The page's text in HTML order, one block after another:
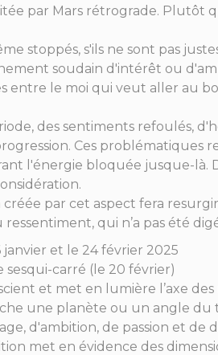
par Mars rétrograde. Plutôt
stoppés, s'ils ne sont pas
soudain d'intérêt ou
le moi qui veut aller au
des sentiments refoulés,
Ces problématiques
l'énergie bloquée jusque-là.
par cet aspect fera
qui n’a pas été
et le 24 février 2025
carré (le 20 février)
et met en lumière l’axe des
une planète ou un angle du
d'ambition, de passion et de
met en évidence des